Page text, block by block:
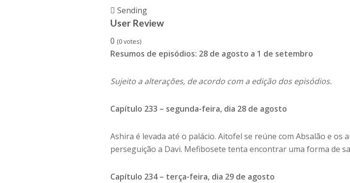
Sending
User Review
0 (0votes)
Resumos de episódios: 28 de agosto a 1 de setembro
Sujeito a alterações, de acordo com a edição dos episódios.
Capítulo 233 – segunda-feira, dia 28 de agosto
Ashira é levada até o palácio. Aitofel se reúne com Absalão e os
perseguição a Davi. Mefibosete tenta encontrar uma forma de
Capítulo 234 – terça-feira, dia 29 de agosto